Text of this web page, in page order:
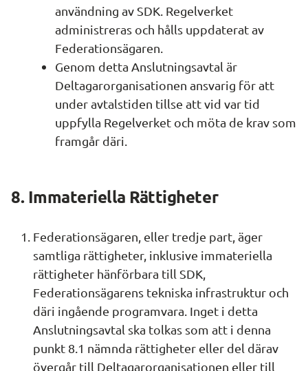
användning av SDK. Regelverket
administreras och hålls uppdaterat av
Federationsägaren.
Genom detta Anslutningsavtal är
Deltagarorganisationen ansvarig för att
under avtalstiden tillse att vid var tid
uppfylla Regelverket och möta de krav som
framgår däri.
8. Immateriella Rättigheter
Federationsägaren, eller tredje part, äger
samtliga rättigheter, inklusive immateriella
rättigheter hänförbara till SDK,
Federationsägarens tekniska infrastruktur och
däri ingående programvara. Inget i detta
Anslutningsavtal ska tolkas som att i denna
punkt 8.1 nämnda rättigheter eller del därav
övergår till Deltagarorganisationen eller till